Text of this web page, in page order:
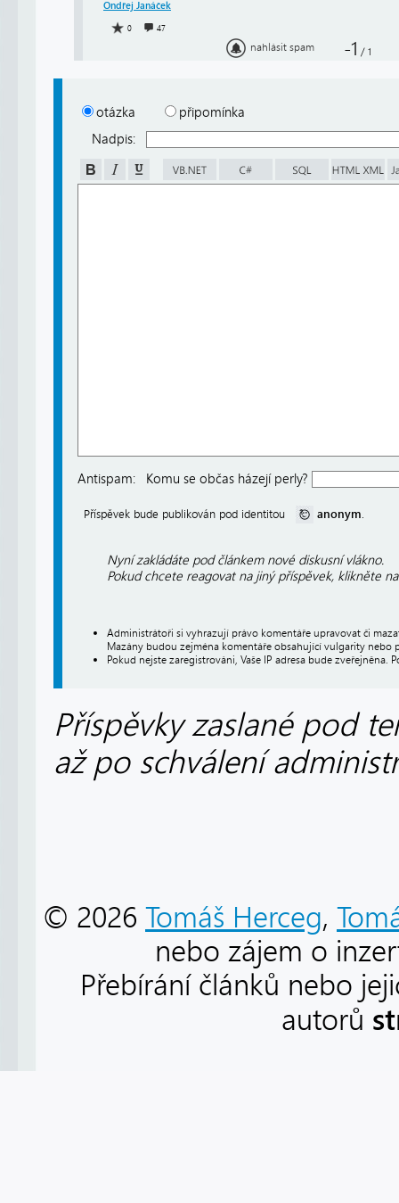
Ondřej Janáček
0 47
nahlásit spam -1 / 1
otázka
připomínka
Nadpis:
Antispam: Komu se občas házejí perly?
Příspěvek bude publikován pod identitou anonym.
Nyní zakládáte pod článkem nové diskusní vlákno.
Pokud chcete reagovat na jiný příspěvek, klikněte
Administrátoři si vyhrazují právo komentáře upravovat či
Mazány budou zejména komentáře obsahující vulgarity nebo
Pokud nejste zaregistrováni, Vaše IP adresa bude
Příspěvky zaslané pod
až po schválení
© 2026 Tomáš Herceg,
nebo zájem o
Přebírání článků nebo
autorů